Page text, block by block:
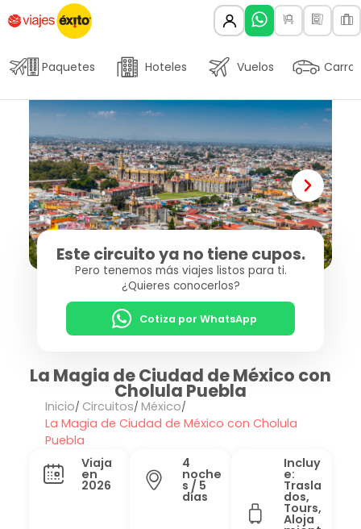
Paquetes Hoteles Vuelos Carros
Este circuito ya no tiene cupos.
Pero tenemos más viajes listos para ti.
¿Quieres conocerlos?
Cotiza por WhatsApp
La Magia de Ciudad de México con
Cholula Puebla
Inicio Circuitos México
La Magia de Ciudad de México con Cholula
Puebla
Viaja
en
2026
4
noche
s / 5
días
Incluy
e:
Trasla
dos,
Tours,
Aloja